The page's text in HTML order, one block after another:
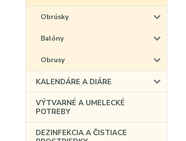
Obrúsky
Balóny
Obrusy
KALENDÁRE A DIÁRE
VÝTVARNÉ A UMELECKÉ
POTREBY
DEZINFEKCIA A ČISTIACE